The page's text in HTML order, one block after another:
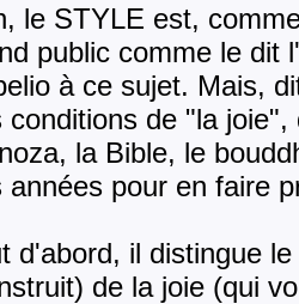
le STYLE est,
public comme le dit
à ce sujet. Mais,
conditions de "la
la Bible, le
années pour en faire
d'abord, il distingue
de la joie (qui